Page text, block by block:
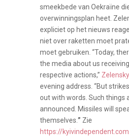
smeekbede van Oekraïne
overwinningsplan heet.
expliciet op het nieuws
niet over raketten moet
moet gebruiken. “Today,
the media about us
respective actions,” Zelensky
evening address. “But
out with words. Such things
announced. Missiles will
themselves. ” Zie
https://